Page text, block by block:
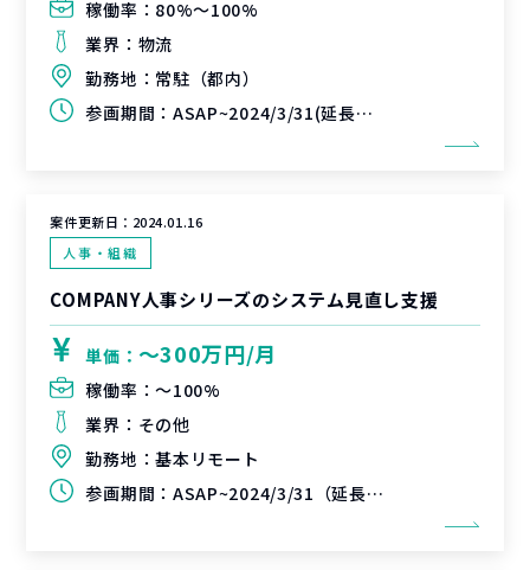
稼働率： 80%〜100%
業界： 物流
勤務地： 常駐（都内）
参画期間： ASAP~2024/3/31(延長可能性有)
案件更新日： 2024.01.16
人事・組織
COMPANY人事シリーズのシステム見直し支援
単価： 〜300万円/月
稼働率：〜100%
業界： その他
勤務地：基本リモート
参画期間： ASAP~2024/3/31（延長可能性有）